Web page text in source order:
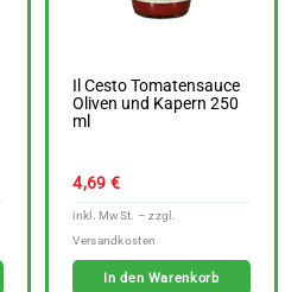
Il Cesto Tomatensauce
Oliven und Kapern 250
ml
4,69 €
In den Warenkorb